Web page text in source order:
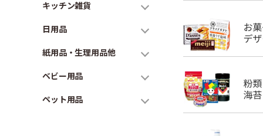
キッチン雑貨
日用品
紙用品・生理用品他
ベビー用品
ペット用品